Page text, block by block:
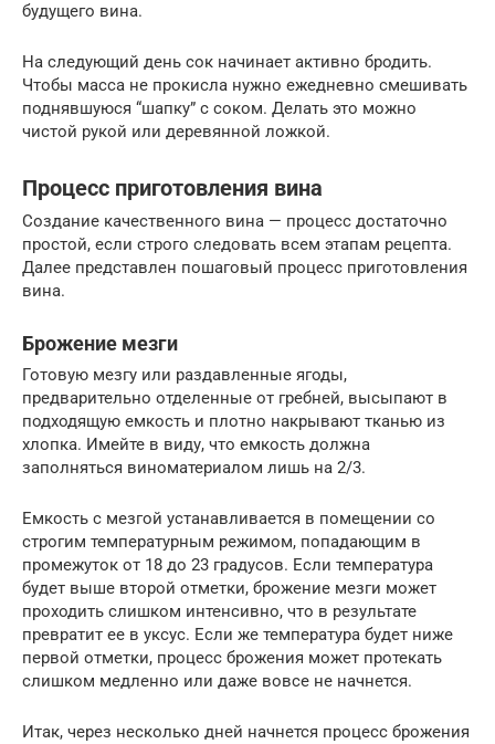
будущего вина.
На следующий день сок начинает активно бродить.
Чтобы масса не прокисла нужно ежедневно смешивать
поднявшуюся “шапку” c соком. Делать это можно
чистой рукой или деревянной ложкой.
Процесс приготовления вина
Создание качественного вина — процесс достаточно
простой, если строго следовать всем этапам рецепта.
Далее представлен пошаговый процесс приготовления
вина.
Брожение мезги
Готовую мезгу или раздавленные ягоды,
предварительно отделенные от гребней, высыпают в
подходящую емкость и плотно накрывают тканью из
хлопка. Имейте в виду, что емкость должна
заполняться виноматериалом лишь на 2/3.
Емкость с мезгой устанавливается в помещении со
строгим температурным режимом, попадающим в
промежуток от 18 до 23 градусов. Если температура
будет выше второй отметки, брожение мезги может
проходить слишком интенсивно, что в результате
превратит ее в уксус. Если же температура будет ниже
первой отметки, процесс брожения может протекать
слишком медленно или даже вовсе не начнется.
Итак, через несколько дней начнется процесс брожения